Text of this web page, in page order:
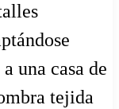
una casa de
tejida